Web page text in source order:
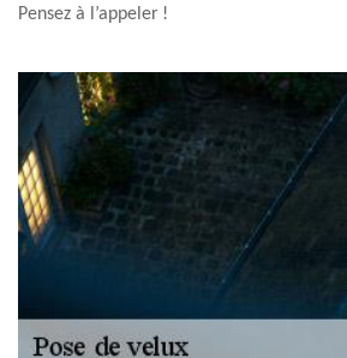
Pensez à l’appeler !